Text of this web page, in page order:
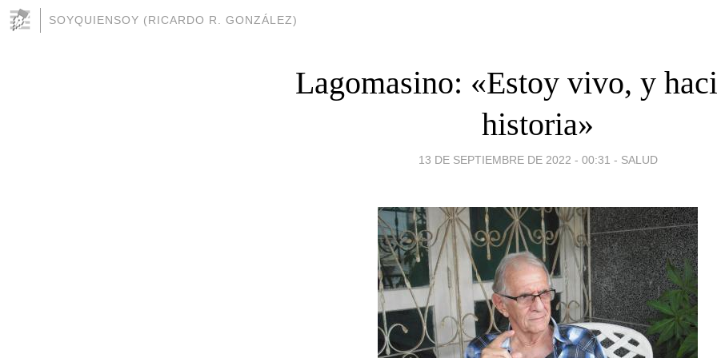
SOYQUIENSOY (RICARDO R. GONZÁLEZ)
Lagomasino: «Estoy vivo, y
historia»
13 DE SEPTIEMBRE DE 2022 - 00:31 - SALUD